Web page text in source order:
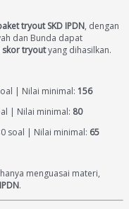
tryout SKD IPDN, dengan
dan Bunda dapat
skor tryoutyang dihasilkan.
| Nilai minimal: 156
| Nilai minimal: 80
soal | Nilai minimal: 65
menguasai materi,
.